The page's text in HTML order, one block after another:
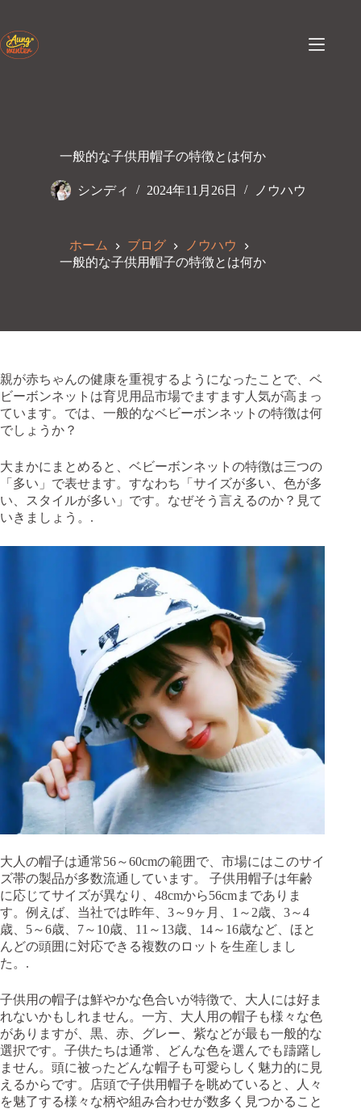
テ
ン
一般的な子供用帽子の特徴とは何か
シンディ 2024年11月26日 ノウハウ
ホーム ブログ
ノウハウ
一般的な子供用帽子の特徴とは何か
親が赤ちゃんの健康を重視するようになったことで、ベ
ビーボンネットは育児用品市場でますます人気が高まっ
ています。では、一般的なベビーボンネットの特徴は何
でしょうか？
大まかにまとめると、ベビーボンネットの特徴は三つの
「多い」で表せます。すなわち「サイズが多い、色が多
い、スタイルが多い」です。なぜそう言えるのか？見て
いきましょう。.
大人の帽子は通常56～60cmの範囲で、市場にはこのサイ
ズ帯の製品が多数流通しています。 子供用帽子は年齢
に応じてサイズが異なり、48cmから56cmまでありま
す。例えば、当社では昨年、3～9ヶ月、1～2歳、3～4
歳、5～6歳、7～10歳、11～13歳、14～16歳など、ほと
んどの頭囲に対応できる複数のロットを生産しまし
た。.
子供用の帽子は鮮やかな色合いが特徴で、大人には好ま
れないかもしれません。一方、大人用の帽子も様々な色
がありますが、黒、赤、グレー、紫などが最も一般的な
選択です。子供たちは通常、どんな色を選んでも躊躇し
ません。頭に被ったどんな帽子も可愛らしく魅力的に見
えるからです。店頭で子供用帽子を眺めていると、人々
を魅了する様々な柄や組み合わせが数多く見つかること